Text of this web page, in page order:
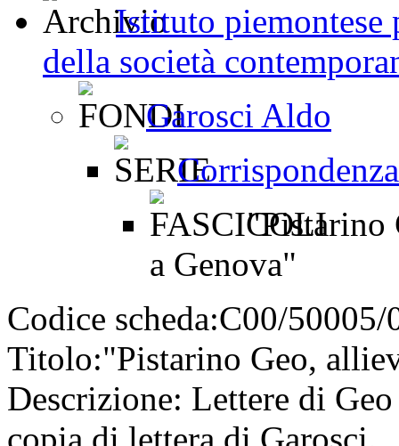
Istituto piemontese
della società
Garosci Aldo
Corrispondenza
"Pistarino
a Genova"
Codice scheda:C00/50005/
Titolo:"Pistarino Geo,
Descrizione: Lettere di